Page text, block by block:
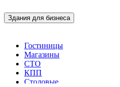
Здания для бизнеса
Гостиницы
Магазины
СТО
КПП
Столовые